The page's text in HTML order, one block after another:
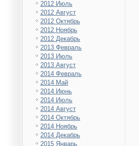
2012 Июль
2012 Август
2012 Октябрь
2012 Ноябрь
2012 Декабрь
2013 Февраль
2013 Июль
2013 Август
2014 Февраль
2014 Май
2014 Июнь
2014 Июль
2014 Август
2014 Октябрь
2014 Ноябрь
2014 Декабрь
2015 Январь